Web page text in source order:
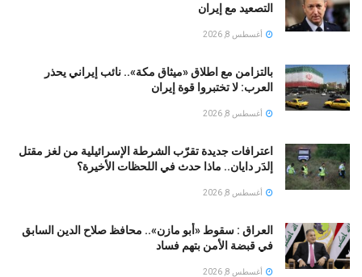
التصعيد مع إيران
أغسطس 8, 2026
بالتزامن مع اطلاق «ميثاق مكة».. نائب إيراني يحذر
العرب: لا تختبروا قوة إيران
أغسطس 8, 2026
اعترافات جديدة تقرّب الشرطة الإسرائيلية من لغز مقتل
إلدَر دايان.. ماذا حدث في اللحظات الأخيرة؟
أغسطس 8, 2026
العراق : سقوط «أبو مازن».. محافظ صلاح الدين السابق
في قبضة الأمن بتهم فساد
أغسطس 8, 2026